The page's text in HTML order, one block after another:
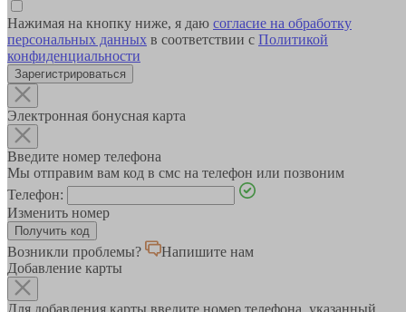
Нажимая на кнопку ниже, я даю согласие на обработку
персональных данных в соответствии с Политикой
конфиденциальности
Зарегистрироваться
Электронная бонусная карта
Введите номер телефона
Мы отправим вам код в смс на телефон или позвоним
Телефон:
Изменить номер
Возникли проблемы?
Напишите нам
Добавление карты